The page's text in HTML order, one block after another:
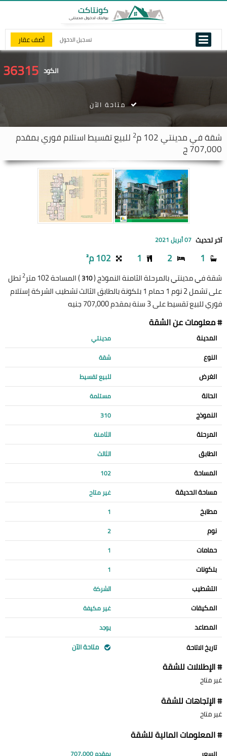
تسجيل الدخول أضف عقار
الكود 36315
شقة فيمدينتي 2 للبيع تقسيط استلام فوري بمقدم
707,000 ج
متاحة الآن
آخر تحديث 07 أبريل 2021
1
2
1 102 م²
شقة في مدينتي بالمرحلة الثامنة النموذج (310) المساحة 102 متر 2تطل
على تشمل 2 نوم 1 حمام 1 بلكونة بالطابق الثالث تشطيب الشركة إستلام
فوري للبيع تقسيط على 3 سنة بمقدم 707,000 جنيه
# معلومات عن الشقة
المدينة مدينتي
النوع شقة
الغرض للبيع تقسيط
الحالة مستلمة
النموذج 310
المرحلة الثامنة
الطابق الثالث
المساحة 102
مساحة الحديقة غير متاح
مطابخ 1
نوم 2
حمامات 1
بلكونات 1
التشطيب الشركة
المكيفات غير مكيفة
المصاعد يوجد
تاريخ الاتاحة متاحة الآن
# الإطلالات للشقة
غير متاح
# الإتجاهات للشقة
غير متاح
# المعلومات المالية للشقة